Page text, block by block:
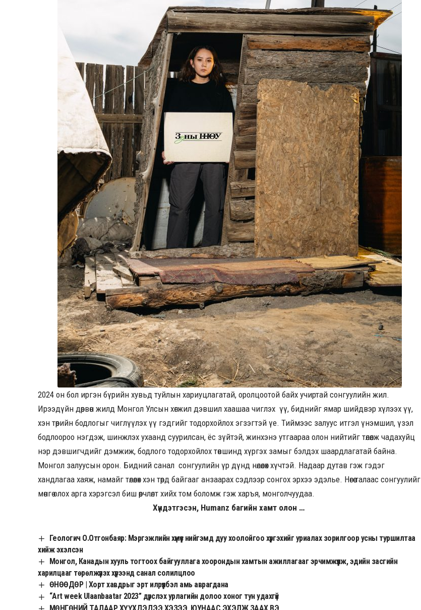
2024 он бол иргэн бүрийн хувьд туйлын хариуцлагатай, оролцоотой байх учиртай сонгуулийн жил.
Ирээдүйн дөрвөн жилд Монгол Улсын хөгжил дэвшил хаашаа чиглэх үү, биднийг ямар шийдвэр хүлээх үү,
хэн төрийн бодлогыг чиглүүлэх үү гэдгийг тодорхойлох эгзэгтэй үе. Тиймээс залуус итгэл үнэмшил, үзэл
бодлоороо нэгдэж, шинжлэх ухаанд суурилсан, ёс зүйтэй, жинхэнэ утгаараа олон нийтийг төлөөлж чадахуйц
нэр дэвшигчдийг дэмжиж, бодлого тодорхойлох төвшинд хүргэх замыг бэлдэх шаардлагатай байна.
Монгол залуусын орон. Бидний санал сонгуулийн үр дүнд нөлөөлөх хүчтэй. Надаар дутав гэж гэдэг
хандлагаа хаяж, намайг төлөөлөх хэн төрд байгааг анзаарах сэдлээр сонгох эрхээ эдэлье. Нөгөө талаас сонгуулийг
мөнгө олох арга хэрэгсэл биш өөрчлөлт хийх том боломж гэж харъя, монголчуудаа.
Хүндэтгэсэн, Humanz багийн хамт олон …
Геологич О.Отгонбаяр: Мэргэжлийн хүмүүс нийгэмд дуу хоолойгоо хүргэхийг уриалах зорилгоор усны туршилтаа
хийж эхэлсэн
Монгол, Канадын хууль тогтоох байгууллага хоорондын хамтын ажиллагааг эрчимжүүлж, эдийн засгийн
харилцааг төрөлжүүлэх хүрээнд санал солилцлоо
ӨНӨӨДӨР | Хорт хавдрыг эрт илрүүлбэл амь аврагдана
“Art week Ulaanbaatar 2023” дүрслэх урлагийн долоо хоног тун удахгүй